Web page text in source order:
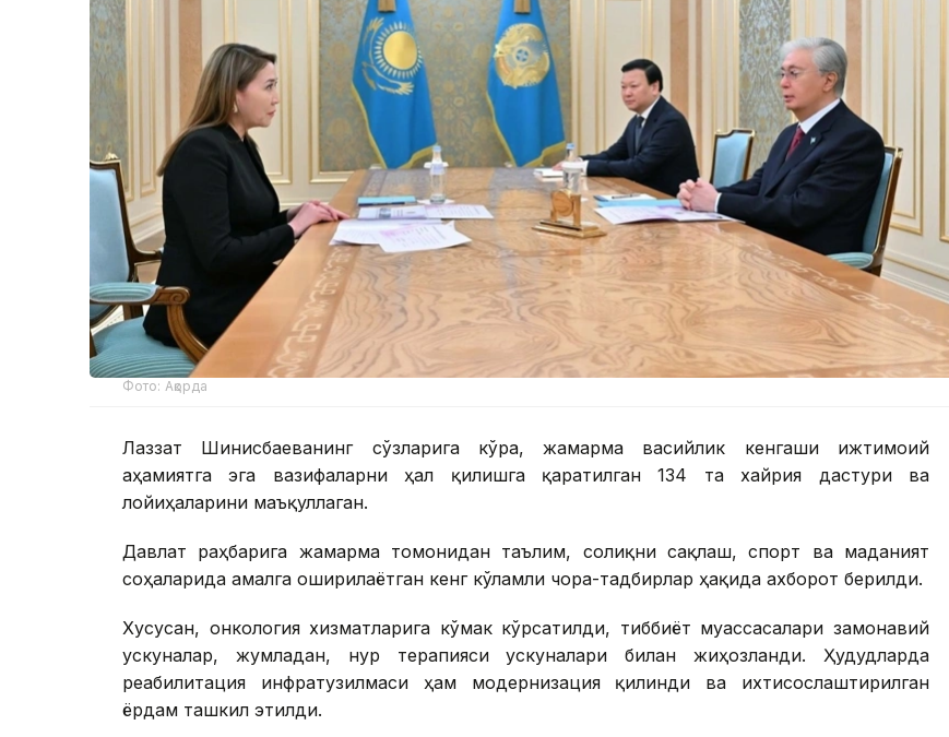
Фото: Ақорда
Лаззат Шинғисбаеванинг сўзларига кўра, жамғарма васийлик кенгаши ижтимоий
аҳамиятга эга вазифаларни ҳал қилишга қаратилган 134 та хайрия дастури ва
лойиҳаларини маъқуллаган.
Давлат раҳбарига жамғарма томонидан таълим, соғлиқни сақлаш, спорт ва маданият
соҳаларида амалга оширилаётган кенг кўламли чора-тадбирлар ҳақида ахборот берилди.
Хусусан, онкология хизматларига кўмак кўрсатилди, тиббиёт муассасалари замонавий
ускуналар, жумладан, нур терапияси ускуналари билан жиҳозланди. Ҳудудларда
реабилитация инфратузилмаси ҳам модернизация қилинди ва ихтисослаштирилган
ёрдам ташкил этилди.